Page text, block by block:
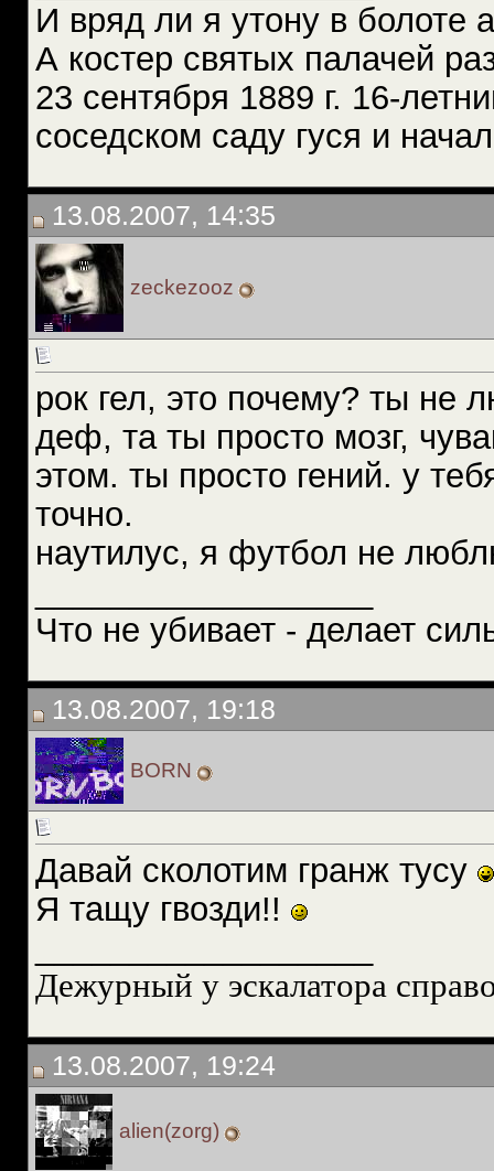
И вряд ли я утону в болоте
А костер святых палачей
23 сентября 1889 г. 16-
соседском саду гуся и
13.08.2007, 14:35
zeckezooz
рок гел, это почему? ты не
деф, та ты просто мозг,
этом. ты просто гений. у
точно.
наутилус, я футбол не
Что не убивает - делает
13.08.2007, 19:18
BORN
Давай сколотим гранж тусу
Я тащу гвозди!!
Дежурный у эскалатора
13.08.2007, 19:24
alien(zorg)